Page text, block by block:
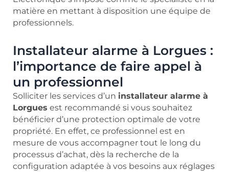
matière en mettant à disposition une équipe de
professionnels.
Installateur alarme à Lorgues :
l’importance de faire appel à
un professionnel
Solliciter les services d’un installateur alarme à
Lorgues est recommandé si vous souhaitez
bénéficier d’une protection optimale de votre
propriété. En effet, ce professionnel est en
mesure de vous accompagner tout le long du
processus d’achat, dès la recherche de la
configuration adaptée à vos besoins aux réglages